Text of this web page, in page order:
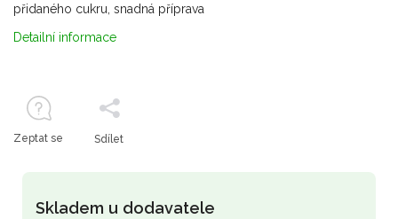
Skladem u dodavatele
přidaného cukru, snadná příprava
Detailní informace
Zeptat se Sdílet